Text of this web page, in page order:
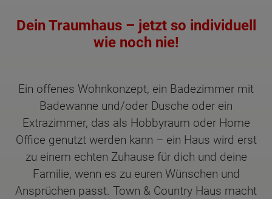
Dein Traumhaus – jetzt so individuell
wie noch nie!
Ein offenes Wohnkonzept, ein Badezimmer mit
Badewanne und/oder Dusche oder ein
Extrazimmer, das als Hobbyraum oder Home
Office genutzt werden kann – ein Haus wird erst
zu einem echten Zuhause für dich und deine
Familie, wenn es zu euren Wünschen und
Ansprüchen passt. Town & Country Haus macht